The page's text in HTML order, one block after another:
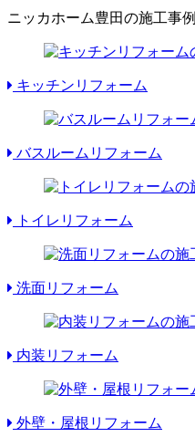
ニッカホーム豊田の施工事例
キッチンリフォーム
バスルームリフォーム
トイレリフォーム
洗面リフォーム
内装リフォーム
外壁・屋根リフォーム